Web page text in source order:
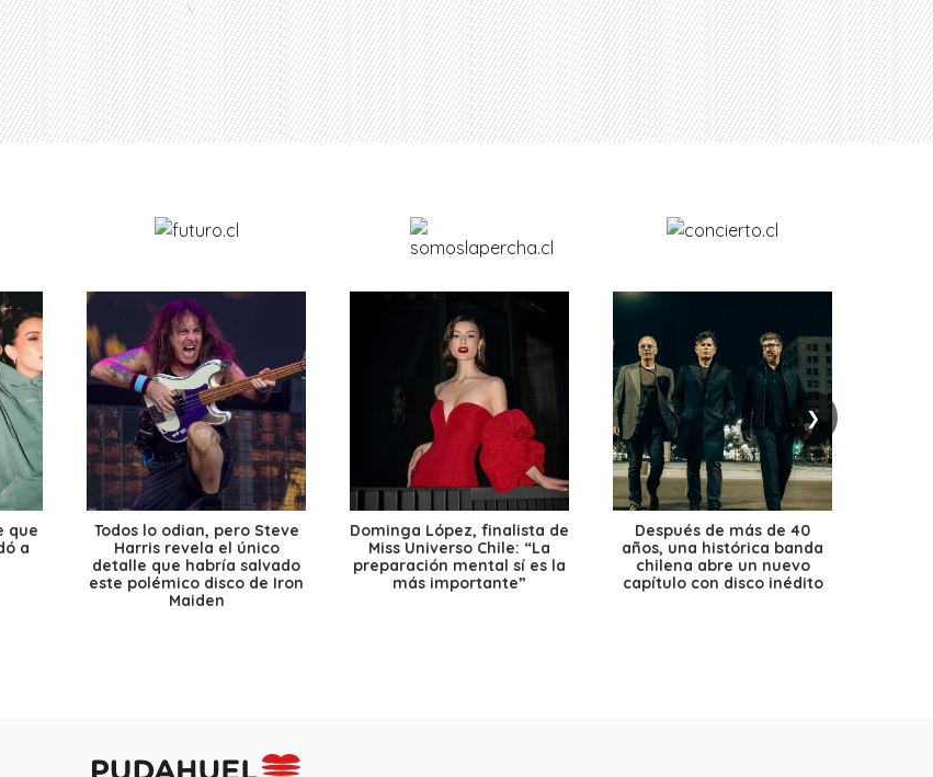
❯
que
a
Todos lo odian, pero Steve
Harris revela el único
detalle que habría salvado
este polémico disco de Iron
Maiden
Dominga López, finalista de
Miss Universo Chile: “La
preparación mental sí es la
más importante”
Después de más de 40
años, una histórica banda
chilena abre un nuevo
capítulo con disco inédito